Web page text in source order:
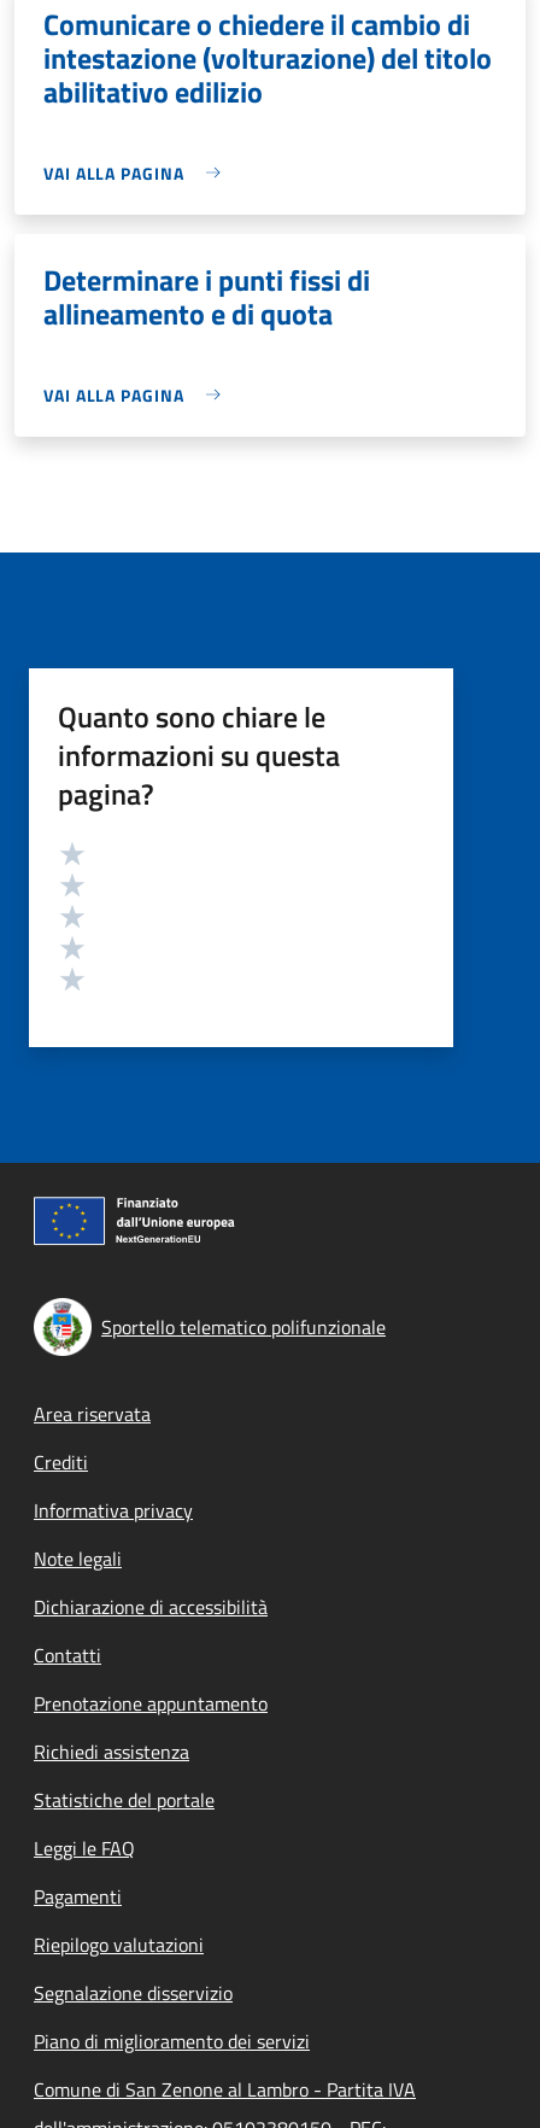
Comunicare o chiedere il cambio di
intestazione (volturazione) del titolo
abilitativo edilizio
VAI ALLA PAGINA
Determinare i punti fissi di
allineamento e di quota
VAI ALLA PAGINA
Quanto sono chiare le
informazioni su questa
pagina?
Valutazione
Sportello telematico polifunzionale
Footer menu
Area riservata
Crediti
Informativa privacy
Note legali
Dichiarazione di accessibilità
Contatti
Prenotazione appuntamento
Richiedi assistenza
Statistiche del portale
Leggi le FAQ
Pagamenti
Riepilogo valutazioni
Segnalazione disservizio
Piano di miglioramento dei servizi
Comune di San Zenone al Lambro - Partita IVA